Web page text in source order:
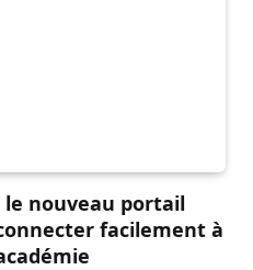
le nouveau portail
facilement à